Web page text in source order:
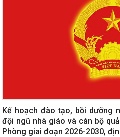
Kế hoạch đào tạo, bồi dưỡng
đội ngũ nhà giáo và cán bộ
Phòng giai đoạn 2026-2030,